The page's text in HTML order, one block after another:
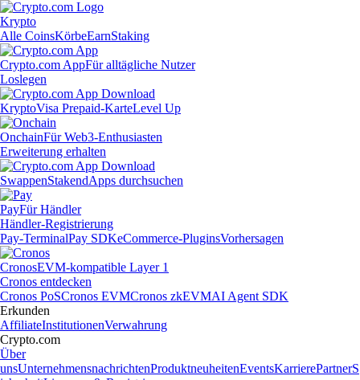
Krypto
Alle CoinsKörbeEarnStaking
Crypto.com AppFür alltägliche Nutzer
Loslegen
KryptoVisa Prepaid-KarteLevel Up
OnchainFür Web3-Enthusiasten
Erweiterung erhalten
SwappenStakendApps durchsuchen
PayFür Händler
Händler-Registrierung
Pay-TerminalPay SDKeCommerce-PluginsVorhersagen
CronosEVM-kompatible Layer 1
Cronos entdecken
Cronos PoSCronos EVMCronos zkEVMAI Agent SDK
Erkunden
AffiliateInstitutionenVerwahrung
Crypto.com
Über
unsUnternehmensnachrichtenProduktneuheitenEventsKarrierePartnerS